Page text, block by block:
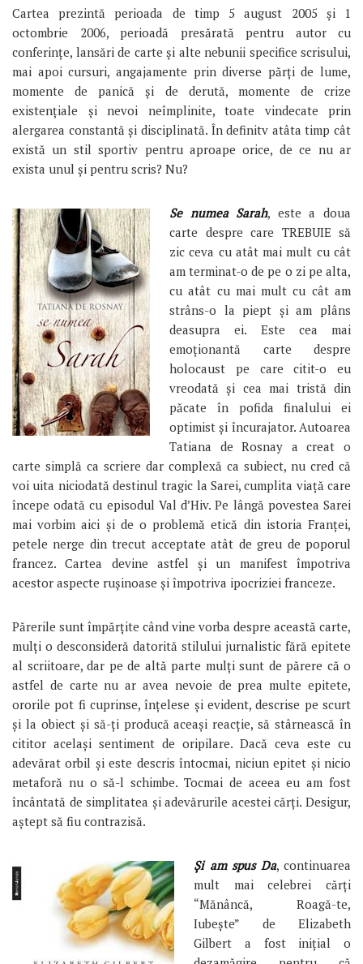
Cartea prezintă perioada de timp 5 august 2005 şi 1
octombrie 2006, perioadă presărată pentru autor cu
conferinţe, lansări de carte şi alte nebunii specifice scrisului,
mai apoi cursuri, angajamente prin diverse părţi de lume,
momente de panică şi de derută, momente de crize
existenţiale şi nevoi neîmplinite, toate vindecate prin
alergarea constantă şi disciplinată. În definitv atâta timp cât
există un stil sportiv pentru aproape orice, de ce nu ar
exista unul şi pentru scris? Nu?
Se numea Sarah, este a doua
carte despre care TREBUIE să
zic ceva cu atât mai mult cu cât
am terminat-o de pe o zi pe alta,
cu atât cu mai mult cu cât am
strâns-o la piept şi am plâns
deasupra ei. Este cea mai
emoţionantă carte despre
holocaust pe care citit-o eu
vreodată şi cea mai tristă din
păcate în pofida finalului ei
optimist şi încurajator. Autoarea
Tatiana de Rosnay a creat o
carte simplă ca scriere dar complexă ca subiect, nu cred că
voi uita niciodată destinul tragic la Sarei, cumplita viaţă care
începe odată cu episodul Val d’Hiv. Pe lângă povestea Sarei
mai vorbim aici şi de o problemă etică din istoria Franţei,
petele nerge din trecut acceptate atât de greu de poporul
francez. Cartea devine astfel şi un manifest împotriva
acestor aspecte ruşinoase şi împotriva ipocriziei franceze.
Părerile sunt împărţite când vine vorba despre această carte,
mulţi o desconsideră datorită stilului jurnalistic fără epitete
al scriitoare, dar pe de altă parte mulţi sunt de părere că o
astfel de carte nu ar avea nevoie de prea multe epitete,
ororile pot fi cuprinse, înţelese şi evident, descrise pe scurt
şi la obiect şi să-ţi producă aceaşi reacţie, să stârnească în
cititor acelaşi sentiment de oripilare. Dacă ceva este cu
adevărat orbil şi este descris întocmai, niciun epitet şi nicio
metaforă nu o să-l schimbe. Tocmai de aceea eu am fost
încântată de simplitatea şi adevărurile acestei cărţi. Desigur,
aştept să fiu contrazisă.
Şi am spus Da, continuarea
mult mai celebrei cărţi
“Mănâncă, Roagă-te,
Iubeşte” de Elizabeth
Gilbert a fost iniţial o